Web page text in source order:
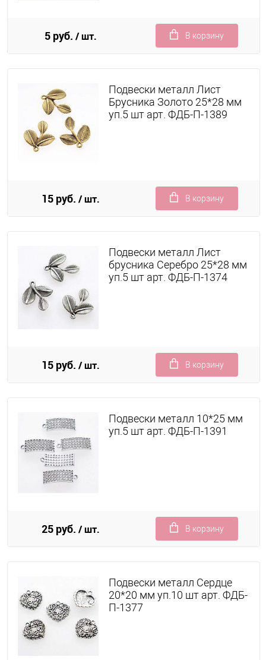
5 руб. / шт. В корзину
Подвески металл Лист
Брусника Золото 25*28 мм
уп.5 шт арт. ФДБ-П-1389
15 руб. / шт. В корзину
Подвески металл Лист
брусника Серебро 25*28 мм
уп.5 шт арт. ФДБ-П-1374
15 руб. / шт. В корзину
Подвески металл 10*25 мм
уп.5 шт арт. ФДБ-П-1391
25 руб. / шт. В корзину
Подвески металл Сердце
20*20 мм уп.10 шт арт. ФДБ-
П-1377